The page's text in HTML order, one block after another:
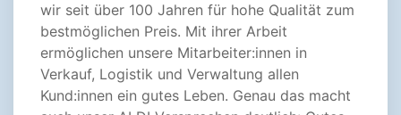
wir seit über 100 Jahren für hohe Qualität zum
bestmöglichen Preis. Mit ihrer Arbeit
ermöglichen unsere Mitarbeiter:innen in
Verkauf, Logistik und Verwaltung allen
Kund:innen ein gutes Leben. Genau das macht